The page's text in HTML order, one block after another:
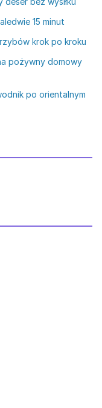
15 minut
krok po kroku
pożywny domowy
po orientalnym